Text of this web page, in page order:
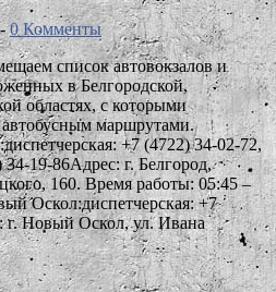
-0 Комменты
список автовокзалов и
в Белгородской,
областях, с которыми
автобусным маршрутами.
+7 (4722) 34-02-72,
19-86Адрес: г. Белгород,
160. Время работы: 05:45 –
Оскол:диспетчерская: +7
г. Новый Оскол, ул. Ивана